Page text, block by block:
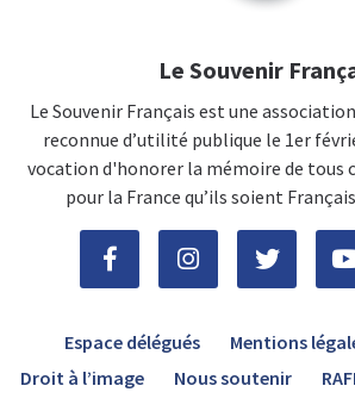
Le Souvenir
Le Souvenir Français est une
reconnue d’utilité publique le 1er
vocation d'honorer la mémoire de tous
pour la France qu’ils soient
Espace délégués Mentions
Droit à l’image
Nous soutenir